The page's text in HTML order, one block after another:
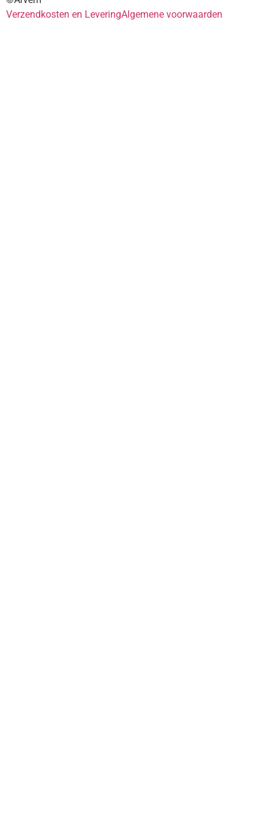
Verzendkosten en LeveringAlgemene voorwaarden